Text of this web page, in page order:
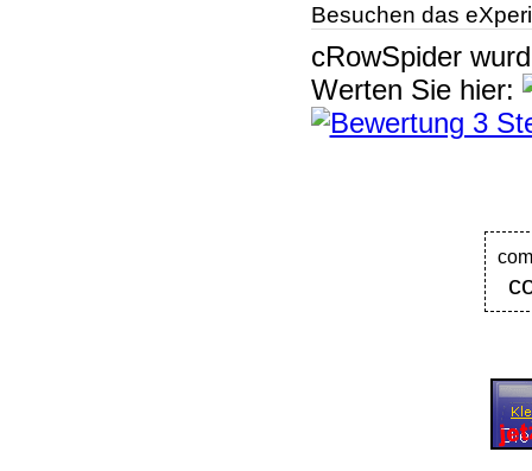
Besuchen das
cRowSpider
Werten Sie hier: